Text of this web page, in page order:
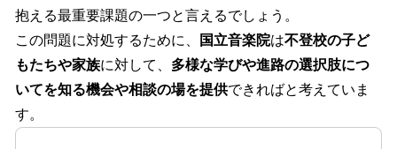
抱える最重要課題の一つと言えるでしょう。
この問題に対処するために、
国立音楽院は不登校の子ど
もたちや家族に対して、 多様な学びや進路の選択肢につ
いてを知る機会や相談の場を提供できればと考えていま
す。